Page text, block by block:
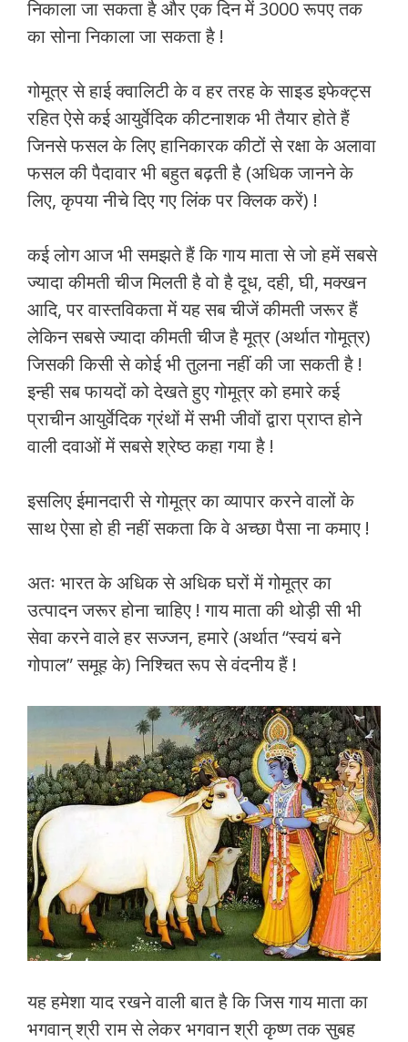
निकाला जा सकता है और एक दिन में 3000 रूपए तक
का सोना निकाला जा सकता है !
गोमूत्र से हाई क्वालिटी के व हर तरह के साइड इफेक्ट्स
रहित ऐसे कई आयुर्वेदिक कीटनाशक भी तैयार होते हैं
जिनसे फसल के लिए हानिकारक कीटों से रक्षा के अलावा
फसल की पैदावार भी बहुत बढ़ती है (अधिक जानने के
लिए, कृपया नीचे दिए गए लिंक पर क्लिक करें) !
कई लोग आज भी समझते हैं कि गाय माता से जो हमें सबसे
ज्यादा कीमती चीज मिलती है वो है दूध, दही, घी, मक्खन
आदि, पर वास्तविकता में यह सब चीजें कीमती जरूर हैं
लेकिन सबसे ज्यादा कीमती चीज है मूत्र (अर्थात गोमूत्र)
जिसकी किसी से कोई भी तुलना नहीं की जा सकती है !
इन्ही सब फायदों को देखते हुए गोमूत्र को हमारे कई
प्राचीन आयुर्वेदिक ग्रंथों में सभी जीवों द्वारा प्राप्त होने
वाली दवाओं में सबसे श्रेष्ठ कहा गया है !
इसलिए ईमानदारी से गोमूत्र का व्यापार करने वालों के
साथ ऐसा हो ही नहीं सकता कि वे अच्छा पैसा ना कमाए !
अतः भारत के अधिक से अधिक घरों में गोमूत्र का
उत्पादन जरूर होना चाहिए ! गाय माता की थोड़ी सी भी
सेवा करने वाले हर सज्जन, हमारे (अर्थात “स्वयं बने
गोपाल” समूह के) निश्चित रूप से वंदनीय हैं !
यह हमेशा याद रखने वाली बात है कि जिस गाय माता का
भगवान् श्री राम से लेकर भगवान श्री कृष्ण तक सुबह